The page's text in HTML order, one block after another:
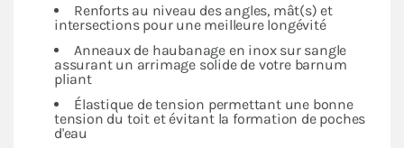
Renforts au niveau des angles, mât(s) et
intersections pour une meilleure longévité
Anneaux de haubanage en inox sur sangle
assurant un arrimage solide de votre barnum
pliant
Élastique de tension permettant une bonne
tension du toit et évitant la formation de poches
d'eau